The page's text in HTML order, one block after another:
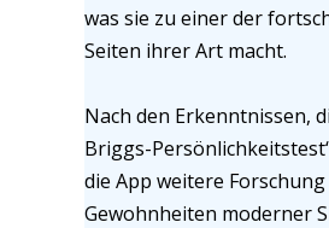
was sie zu einer der
Seiten ihrer Art macht.
Nach den Erkenntnissen,
Briggs-
die App weitere
Gewohnheiten moderner